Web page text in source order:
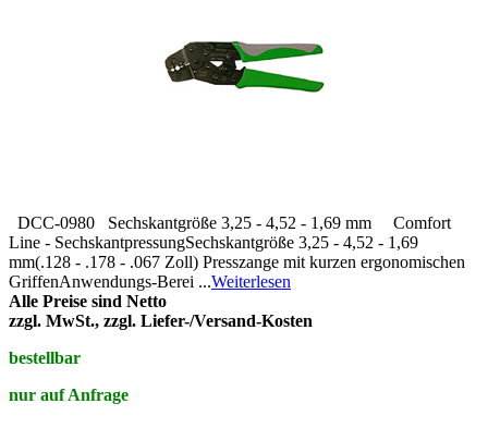
DCC-0980 Sechskantgröße 3,25 - 4,52 - 1,69 mm Comfort
Line - SechskantpressungSechskantgröße 3,25 - 4,52 - 1,69
mm(.128 - .178 - .067 Zoll) Presszange mit kurzen ergonomischen
GriffenAnwendungs-Berei ...Weiterlesen
Alle Preise sind Netto
zzgl. MwSt., zzgl. Liefer-/Versand-Kosten
bestellbar
nur auf Anfrage